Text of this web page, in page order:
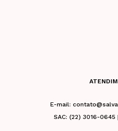
E-mail:
SAC: (22) 3016-